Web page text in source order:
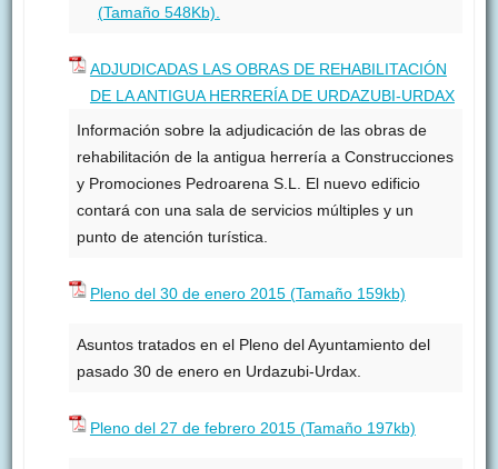
(Tamaño 548Kb).
ADJUDICADAS LAS OBRAS DE REHABILITACIÓN
DE LA ANTIGUA HERRERÍA DE URDAZUBI-URDAX
Información sobre la adjudicación de las obras de
rehabilitación de la antigua herrería a Construcciones
y Promociones Pedroarena S.L. El nuevo edificio
contará con una sala de servicios múltiples y un
punto de atención turística.
Pleno del 30 de enero 2015 (Tamaño 159kb)
Asuntos tratados en el Pleno del Ayuntamiento del
pasado 30 de enero en Urdazubi-Urdax.
Pleno del 27 de febrero 2015 (Tamaño 197kb)